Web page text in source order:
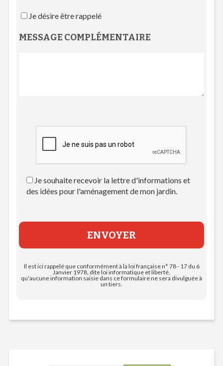
Je désire être rappelé
MESSAGE COMPLÉMENTAIRE
Je souhaite recevoir la lettre d'informations et
des idées pour l'aménagement de mon jardin.
Il est ici rappelé que conformément à la loi française n° 78 - 17 du 6
Janvier 1978, dite loi informatique et liberté,
qu'aucune information saisie dans ce formulaire ne sera divulguée à
un tiers.